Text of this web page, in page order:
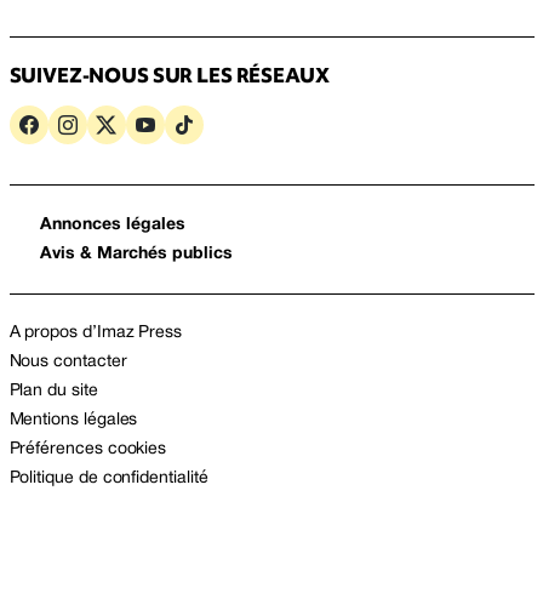
SUIVEZ-NOUS SUR LES RÉSEAUX
Annonces légales
Avis & Marchés publics
A propos d’Imaz Press
Nous contacter
Plan du site
Mentions légales
Préférences cookies
Politique de confidentialité